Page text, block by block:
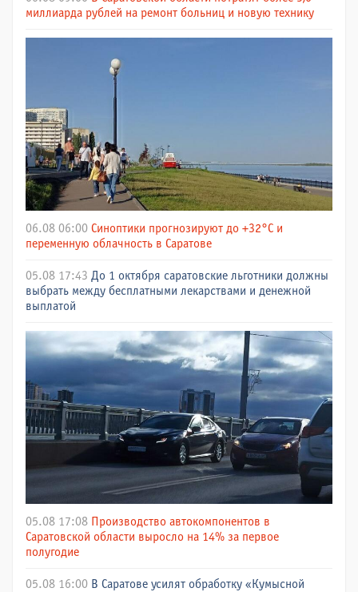
миллиарда рублей на ремонт больниц и новую технику
06.08 06:00 Синоптики прогнозируют до +32°C и
переменную облачность в Саратове
05.08 17:43 До 1 октября саратовские льготники должны
выбрать между бесплатными лекарствами и денежной
выплатой
05.08 17:08 Производство автокомпонентов в
Саратовской области выросло на 14% за первое
полугодие
05.08 16:00 В Саратове усилят обработку «Кумысной